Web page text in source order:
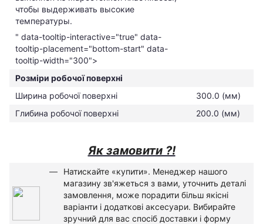
чтобы выдерживать высокие
температуры.
" data-tooltip-interactive="true" data-
tooltip-placement="bottom-start" data-
tooltip-width="300">
Розміри робочої поверхні
Ширина робочої поверхні
300.0 (мм)
Глибина робочої поверхні
200.0 (мм)
Як замовити ?!
Натискайте «купити». Менеджер нашого
магазину зв'яжеться з вами, уточнить деталі
замовлення, може порадити більш якісні
варіанти і додаткові аксесуари. Вибирайте
зручний для вас спосіб доставки і форму